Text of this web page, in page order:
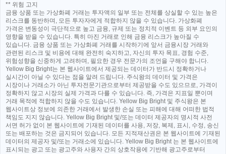
** 위험 고지
금융 상품 또는 가상화폐 거래는 투자액의 일부 또는 전체를 상실할 수 있는 높은
리스크를 동반하며, 모든 투자자에게 적합하지 않을 수 있습니다. 가상화폐
가격은 변동성이 극단적으로 높고 금융, 규제 또는 정치적 이벤트 등 외부 요인의
영향을 받을 수 있습니다. 특히 마진 거래로 인해 금융 리스크가 높아질 수
있습니다. 금융 상품 또는 가상화폐 거래를 시작하기에 앞서 금융시장 거래와
관련된 리스크 및 비용에 대해 완전히 숙지하고, 자신의 투자 목표, 경험 수준,
위험성향을 신중하게 고려하며, 필요한 경우 전문가의 조언을 구해야 합니다.
Yellow Big Bright는 본 웹사이트에서 제공되는 데이터가 반드시 정확하거나
실시간이 아닐 수 있다는 점을 알려 드립니다. 주식왕의 데이터 및 가격은
시장이나 거래소가 아닌 투자전문기관으로부터 제공받을 수도 있으므로, 가격이
정확하지 않고 시장의 실제 가격과 다를 수 있습니다. 즉, 가격은 지표일 뿐이며
거래 목적에 적합하지 않을 수도 있습니다. Yellow Big Bright 및 주식왕은 본
웹사이트상 정보에 의존한 거래에서 발생한 손실 또는 피해에 대해 어떠한 법적
책임도 지지 않습니다. Yellow Big Bright 및/또는 데이터 제공자의 명시적 사전
서면 허가 없이 본 웹사이트에 기재된 데이터를 사용, 저장, 복제, 표시, 수정, 송신
또는 배포하는 것은 금지되어 있습니다. 모든 지적재산권은 본 웹사이트에 기재된
데이터의 제공자 및/또는 거래소에 있습니다. Yellow Big Bright 는 본 웹사이트에
표시되는 광고 또는 광고주와 사용자 간의 상호작용에 기반해 광고주로부터